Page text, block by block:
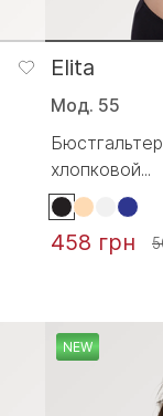
Elita
Мод. 55
хлопковой...
458 грн
NEW